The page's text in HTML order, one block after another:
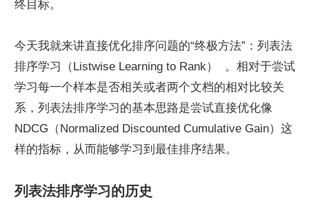
终目标。
今天我就来讲直接优化排序问题的“终极方法”：列表法
排序学习（Listwise Learning to Rank）  。相对于尝试
学习每一个样本是否相关或者两个文档的相对比较关
系，列表法排序学习的基本思路是尝试直接优化像
NDCG（Normalized Discounted Cumulative Gain）这
样的指标，从而能够学习到最佳排序结果。
列表法排序学习的历史